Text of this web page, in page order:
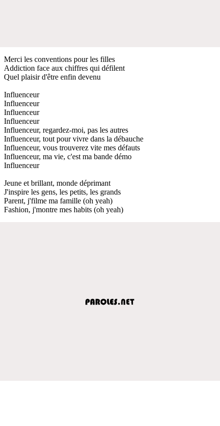
Merci les conventions pour les filles
Addiction face aux chiffres qui défilent
Quel plaisir d'être enfin devenu
Influenceur
Influenceur
Influenceur
Influenceur
Influenceur, regardez-moi, pas les autres
Influenceur, tout pour vivre dans la débauche
Influenceur, vous trouverez vite mes défauts
Influenceur, ma vie, c'est ma bande démo
Influenceur
Jeune et brillant, monde déprimant
J'inspire les gens, les petits, les grands
Parent, j'filme ma famille (oh yeah)
Fashion, j'montre mes habits (oh yeah)